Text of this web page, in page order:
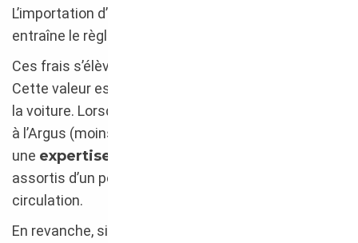
L’importation d’un véhicule du Japon vers la France
entraîne le règlement de
Ces frais s’élèvent à
Cette valeur est déterminée par la
la voiture. Lorsqu’une voiture n’est pas encore cotée
à l’Argus (moins d’un an), cette valeur est définie par
une expertise
assortis d’un pourcentage de vétusté par mois de
circulation.
En revanche, si le véhicule n’est plus coté à l’Argus